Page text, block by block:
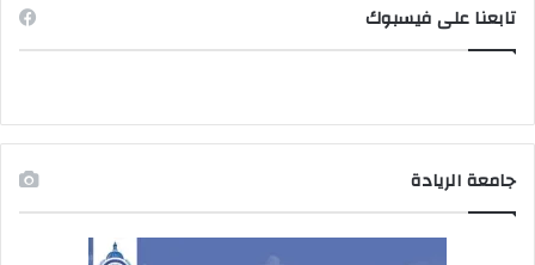
تابعنا على فيسبوك
جامعة الريادة